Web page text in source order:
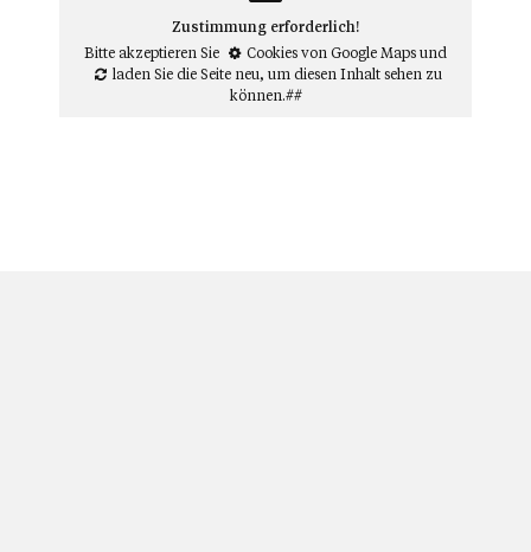
Zustimmung erforderlich!
Bitte akzeptieren Sie
Cookies von Google Mapsund
laden Sie die Seite neu, um diesen Inhalt sehen zu
können.##